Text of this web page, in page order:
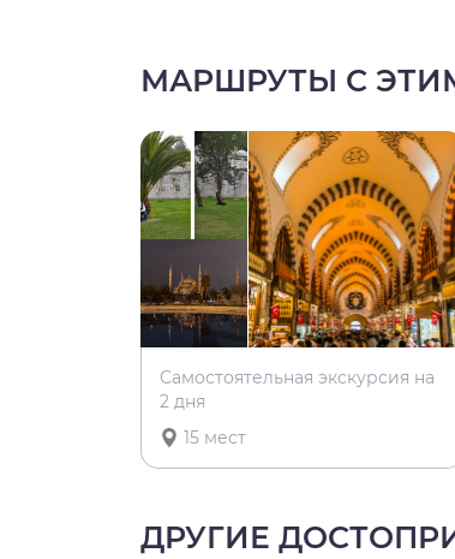
МАРШРУТЫ С
Самостоятельная экскурсия на
2 дня
15 мест
ДРУГИЕ